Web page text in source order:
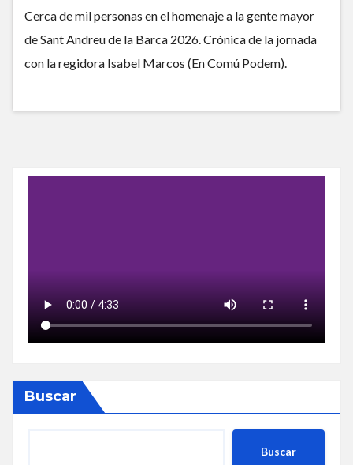
Cerca de mil personas en el homenaje a la gente mayor
de Sant Andreu de la Barca 2026. Crónica de la jornada
con la regidora Isabel Marcos (En Comú Podem).
Buscar
Buscar